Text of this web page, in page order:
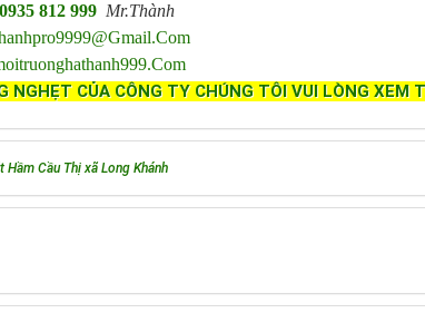
0935 812 999 Mr.Thành
CỦA CÔNG TY CHÚNG TÔI VUI LÒNG XEM
Hầm Cầu Thị xã Long Khánh